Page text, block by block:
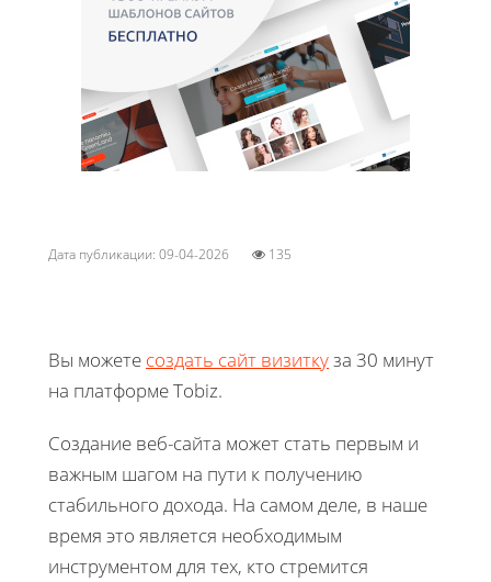
Дата публикации: 09-04-2026 135
Вы можете создать сайт визиткуза 30 минут
на платформе Tobiz.
Создание веб-сайта может стать первым и
важным шагом на пути к получению
стабильного дохода. На самом деле, в наше
время это является необходимым
инструментом для тех, кто стремится